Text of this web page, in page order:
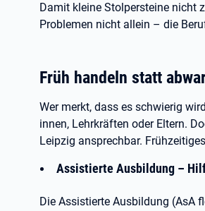
Damit kleine Stolpersteine nicht
Problemen nicht allein – die
Früh handeln statt
Wer merkt, dass es schwierig
innen, Lehrkräften oder Eltern.
Leipzig ansprechbar.
Assistierte Ausbildung –
Die Assistierte Ausbildung (AsA